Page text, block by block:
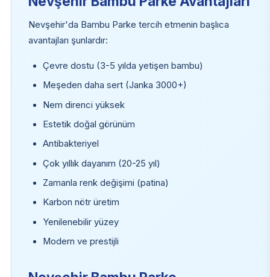
Nevşehir'da Bambu Parke tercih etmenin başlıca
avantajları şunlardır:
Çevre dostu (3-5 yılda yetişen bambu)
Meşeden daha sert (Janka 3000+)
Nem direnci yüksek
Estetik doğal görünüm
Antibakteriyel
Çok yıllık dayanım (20-25 yıl)
Zamanla renk değişimi (patina)
Karbon nötr üretim
Yenilenebilir yüzey
Modern ve prestijli